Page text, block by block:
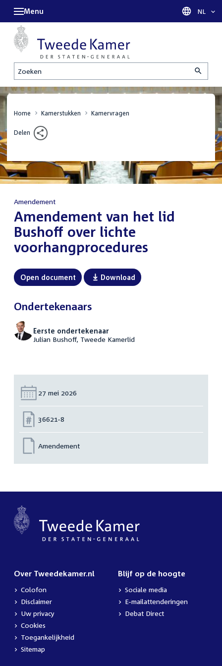
Zoeken
Menu Taal
NL
Home Kamerstukken Kamervragen
Delen
Amendement
Amendement van het lid
Bushoff over lichte
voorhangprocedures
Open document Download
Ondertekenaars
Eerste ondertekenaar
Julian Bushoff, Tweede Kamerlid
Datum:
27 mei 2026
Nummer:
36621-8
Amendement
Over Tweedekamer.nl
Colofon
Disclaimer
Uw privacy
Cookies
Toegankelijkheid
Sitemap
Blijf op de hoogte
Sociale media
E-mailattenderingen
Debat Direct